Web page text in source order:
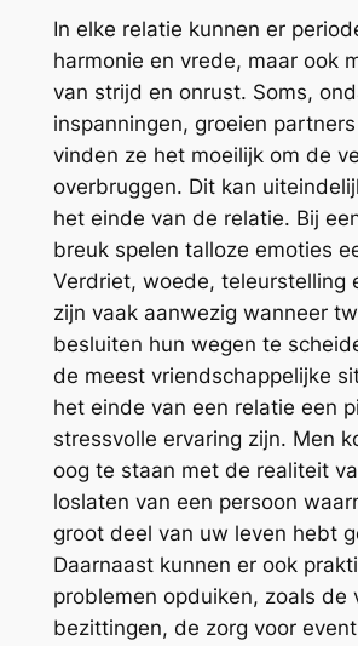
In elke relatie kunnen er
harmonie en vrede, maar ook
van strijd en onrust. Soms,
inspanningen, groeien
vinden ze het moeilijk om de
overbruggen. Dit kan
het einde van de relatie. Bij
breuk spelen talloze emoties
Verdriet, woede, teleurstelling
zijn vaak aanwezig wanneer
besluiten hun wegen te
de meest vriendschappelijke
het einde van een relatie een
stressvolle ervaring zijn. Men
oog te staan met de realiteit
loslaten van een persoon
groot deel van uw leven hebt
Daarnaast kunnen er ook
problemen opduiken, zoals de
bezittingen, de zorg voor